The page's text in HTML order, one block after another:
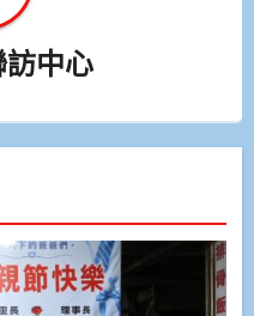
中心